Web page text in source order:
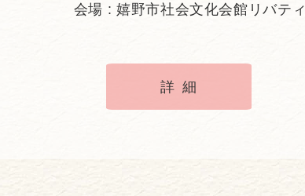
会場 : 嬉野市社会文化会館リバティ
詳細